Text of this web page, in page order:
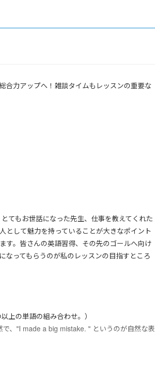
合力アップへ！雑談タイムもレッスンの重要な
てもお世話になった先生、仕事を教えてくれた
として魅力を持っていることが大きなポイント
す。皆さんの英語習得、その先のゴールへ向け
なってもらうのが私のレッスンの目指すところ
上の単語の組み合わせ。）
、"I made a big mistake. " というのが自然な表